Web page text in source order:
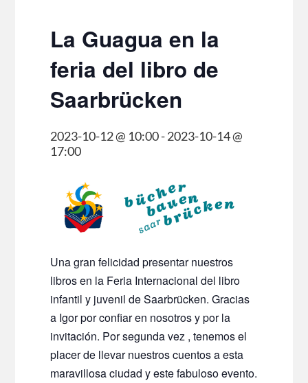
La Guagua en la
feria del libro de
Saarbrücken
2023-10-12 @ 10:00-2023-10-14 @
17:00
Una gran felicidad presentar nuestros
libros en la Feria Internacional del libro
infantil y juvenil de Saarbrücken. Gracias
a Igor por confiar en nosotros y por la
invitación. Por segunda vez , tenemos el
placer de llevar nuestros cuentos a esta
maravillosa ciudad y este fabuloso evento.